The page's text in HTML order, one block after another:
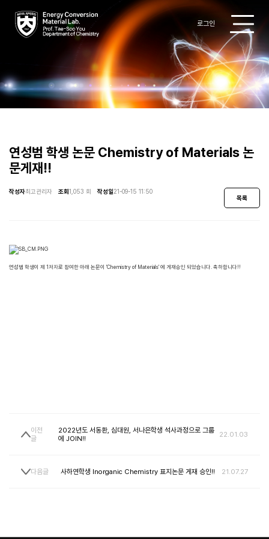
로그인
Research
Members
Board
연성범 학생 논문 Chemistry of Materials 논
문게재!!
작성자최고관리자 조회1,053 회 작성일21-09-15 11:50
목록
연성범 학생이 제 1저자로 참여한 아래 논문이 'Chemistry of Materials' 에 게재승인 되었습니다. 축하합니다!!
이전
글
2022년도 서동환, 심대원, 서나은학생 석사과정으로 그룹
에 JOIN!!
22.01.03
다음글 사하연학생 Inorganic Chemistry 표지논문 게재 승인!! 21.07.27